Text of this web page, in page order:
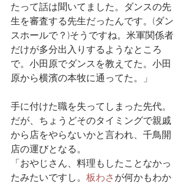
たって話は聞いてました。ダンスの先
生を審査する先生だったんです。(ダン
スホールで？)そうですね。米軍関係者
だけが多分出入りするようなところ
で。小田原でダンスを教えてた。小田
原から横濱の本牧に通ってた。」
手に付けた職を失ってしまった先代。
だが、ちょうどそのタイミングで親戚
から店をやらないかと言われ、千鳥開
店の運びとなる。
「おやじさん、料理もしたことなかっ
たみたいですし。 板わさが何かもわか